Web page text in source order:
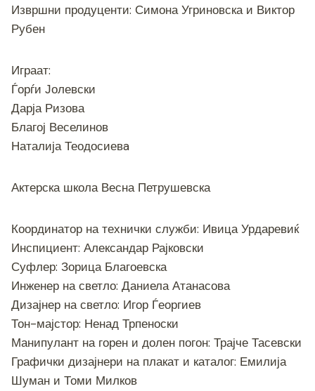
Извршни продуценти: Симона Угриновска и Виктор
Рубен
Играат:
Ѓорѓи Јолевски
Дарја Ризова
Благој Веселинов
Наталија Теодосиевa
Актерска школа Весна Петрушевска
Координатор на технички служби: Ивица Урдаревиќ
Инспициент: Александар Рајковски
Суфлер: Зорица Благоевска
Инженер на светло: Даниела Атанасова
Дизајнер на светло: Игор Ѓеоргиев
Тон-мајстор: Ненад Трпеноски
Манипулант на горен и долен погон: Трајче Тасевски
Графички дизајнери на плакат и каталог: Емилија
Шуман и Томи Милков